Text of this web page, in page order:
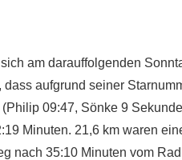
am darauffolgenden
aufgrund seiner
09:47, Sönke 9
Minuten. 21,6 km waren
nach 35:10 Minuten vom